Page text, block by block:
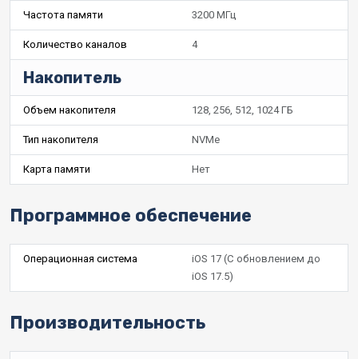
Частота памяти 3200 МГц
Количество каналов 4
Накопитель
Объем накопителя 128, 256, 512, 1024 ГБ
Тип накопителя NVMe
Карта памяти Нет
Программное обеспечение
Операционная система
iOS 17 (С обновлением до
iOS 17.5)
Производительность